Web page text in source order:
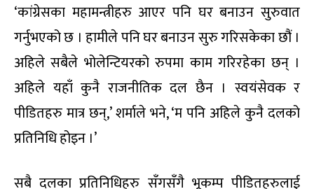
‘कांग्रेसका महामन्त्रीहरु आएर पनि घर बनाउन सुरुवात
गर्नुभएको छ । हामीले पनि घर बनाउन सुरु गरिसकेका छौं ।
अहिले सबैले भोलेन्टियरको रुपमा काम गरिरहेका छन् ।
अहिले यहाँ कुनै राजनीतिक दल छैन । स्वयंसेवक र
पीडितहरु मात्र छन्,’ शर्माले भने, ‘म पनि अहिले कुनै दलको
प्रतिनिधि होइन ।’
सबै दलका प्रतिनिधिहरु सँगसँगै भूकम्प पीडितहरुलाई